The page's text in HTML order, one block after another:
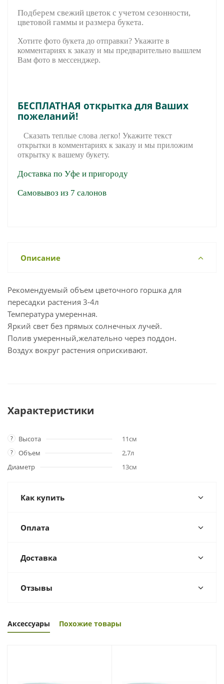
Подберем свежий цветок с учетом сезонности,
цветовой гаммы и размера букета.
Хотите фото букета до отправки? Укажите в
комментариях к заказу и мы предварительно вышлем
Вам фото в мессенджер.
БЕСПЛАТНАЯ открытка для Ваших
пожеланий!
Сказать теплые слова легко! Укажите текст
открытки в комментариях к заказу и мы приложим
открытку к вашему букету.
Доставка по Уфе и пригороду
Самовывоз из 7 салонов
Описание
Рекомендуемый объем цветочного горшка для
пересадки растения 3-4л
Температура умеренная.
Яркий свет без прямых солнечных лучей.
Полив умеренный,желательно через поддон.
Воздух вокруг растения оприскивают.
Характеристики
? Высота 11см
? Объем
2,7л
Диаметр
13см
Как купить
Оплата
Доставка
Отзывы
Аксессуары Похожие товары